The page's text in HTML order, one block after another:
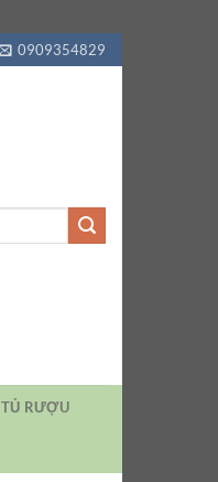
0909354829
TỦ RƯỢU